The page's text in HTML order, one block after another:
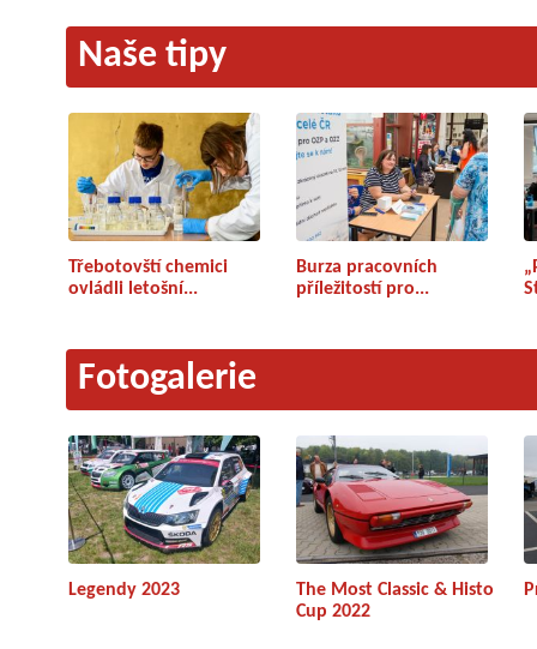
Naše tipy
Třebotovští chemici
ovládli letošní...
Burza pracovních
příležitostí pro...
Fotogalerie
Legendy 2023
The Most Classic & Histo
Cup 2022